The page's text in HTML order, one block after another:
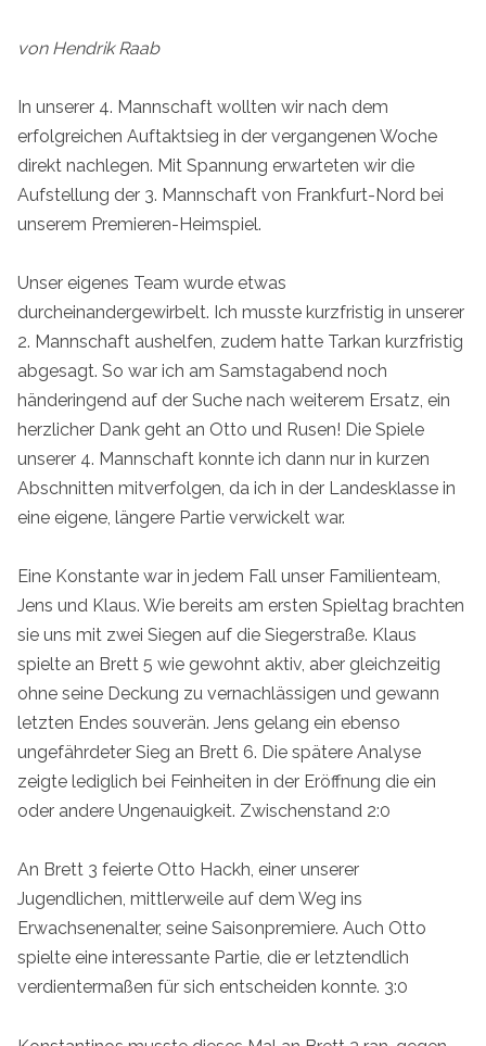
von Hendrik Raab
In unserer 4. Mannschaft wollten wir nach dem
erfolgreichen Auftaktsieg in der vergangenen Woche
direkt nachlegen. Mit Spannung erwarteten wir die
Aufstellung der 3. Mannschaft von Frankfurt-Nord bei
unserem Premieren-Heimspiel.
Unser eigenes Team wurde etwas
durcheinandergewirbelt. Ich musste kurzfristig in unserer
2. Mannschaft aushelfen, zudem hatte Tarkan kurzfristig
abgesagt. So war ich am Samstagabend noch
händeringend auf der Suche nach weiterem Ersatz, ein
herzlicher Dank geht an Otto und Rusen! Die Spiele
unserer 4. Mannschaft konnte ich dann nur in kurzen
Abschnitten mitverfolgen, da ich in der Landesklasse in
eine eigene, längere Partie verwickelt war.
Eine Konstante war in jedem Fall unser Familienteam,
Jens und Klaus. Wie bereits am ersten Spieltag brachten
sie uns mit zwei Siegen auf die Siegerstraße. Klaus
spielte an Brett 5 wie gewohnt aktiv, aber gleichzeitig
ohne seine Deckung zu vernachlässigen und gewann
letzten Endes souverän. Jens gelang ein ebenso
ungefährdeter Sieg an Brett 6. Die spätere Analyse
zeigte lediglich bei Feinheiten in der Eröffnung die ein
oder andere Ungenauigkeit. Zwischenstand 2:0
An Brett 3 feierte Otto Hackh, einer unserer
Jugendlichen, mittlerweile auf dem Weg ins
Erwachsenenalter, seine Saisonpremiere. Auch Otto
spielte eine interessante Partie, die er letztendlich
verdientermaßen für sich entscheiden konnte. 3:0